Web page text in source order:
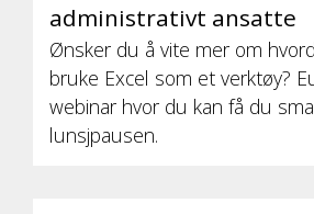
administrativt ansatte
Ønsker du å vite mer om
bruke Excel som et verktøy?
webinar hvor du kan få du
lunsjpausen.